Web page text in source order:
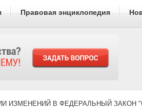
Правовая энциклопедия
ИЗМЕНЕНИЙ В ФЕДЕРАЛЬНЫЙ ЗАКОН